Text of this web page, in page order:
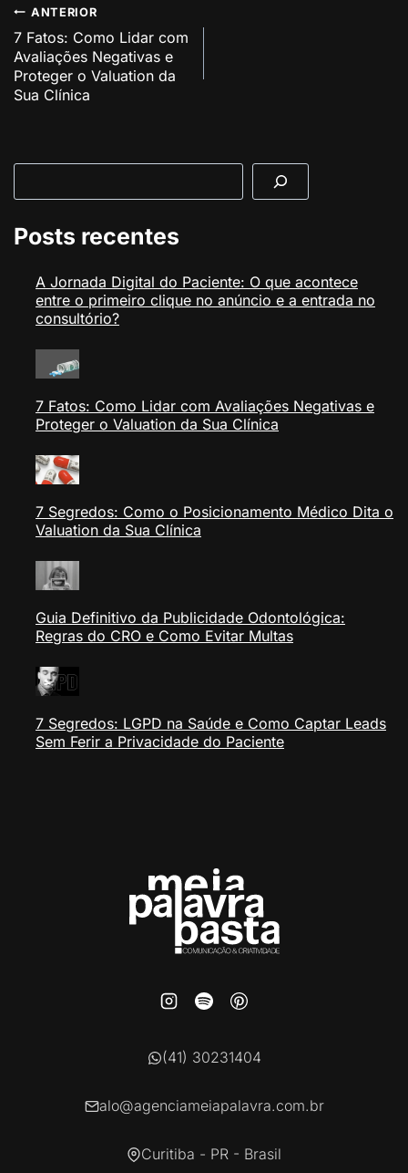
Navegação
de
Post
ANTERIOR
7 Fatos: Como Lidar com
Avaliações Negativas e
Proteger o Valuation da
Sua Clínica
Pesquisar
Posts recentes
A Jornada Digital do Paciente: O que acontece
entre o primeiro clique no anúncio e a entrada no
consultório?
7 Fatos: Como Lidar com Avaliações Negativas e
Proteger o Valuation da Sua Clínica
7 Segredos: Como o Posicionamento Médico Dita o
Valuation da Sua Clínica
Guia Definitivo da Publicidade Odontológica:
Regras do CRO e Como Evitar Multas
7 Segredos: LGPD na Saúde e Como Captar Leads
Sem Ferir a Privacidade do Paciente
(41) 30231404
alo@agenciameiapalavra.com.br
Curitiba - PR - Brasil